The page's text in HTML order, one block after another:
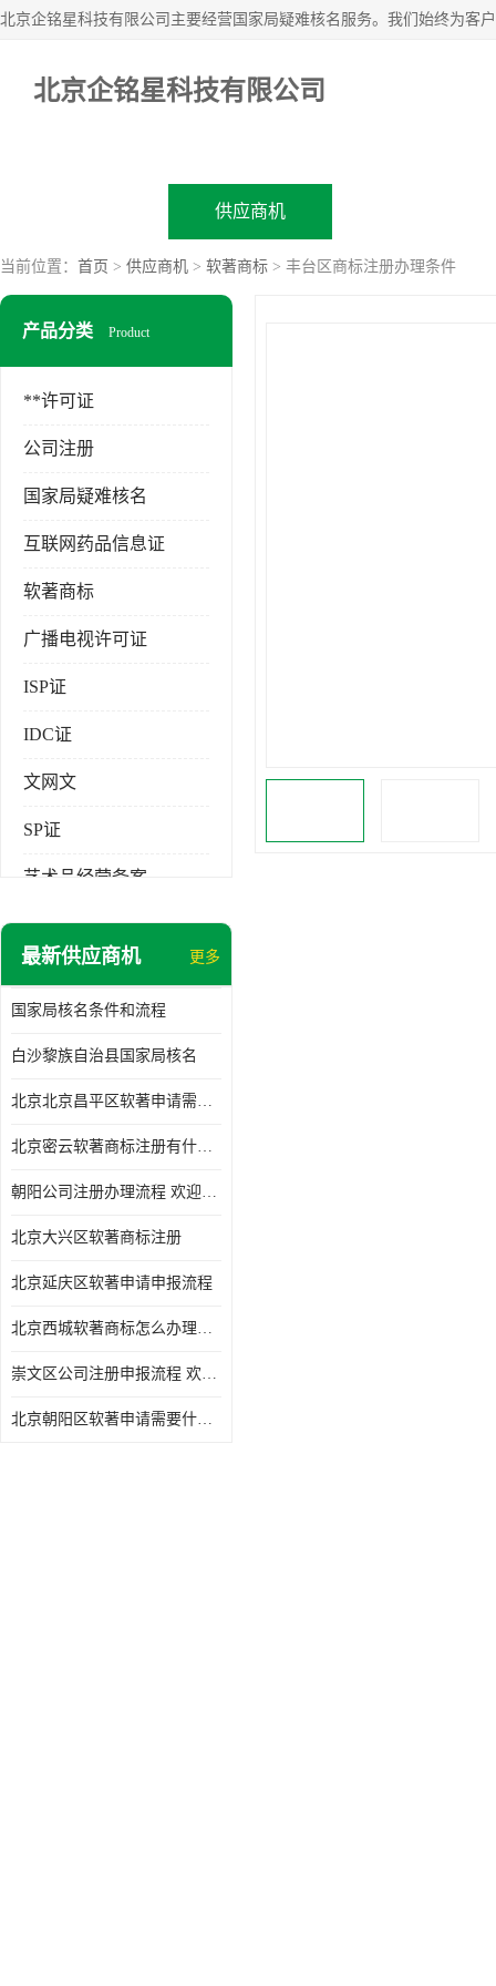
北京企铭星科技有限公司
供应商机
当前位置： 首页 > 供应商机 > 软著商标 > 丰台区商标注册办理条件
产品分类 Product
**许可证
公司注册
国家局疑难核名
互联网药品信息证
软著商标
广播电视许可证
ISP证
IDC证
文网文
SP证
艺术品经营备案
最新供应商机 更多
国家局核名条件和流程
白沙黎族自治县国家局核名
北京北京昌平区软著申请需要什么条件 软件著作权 欢迎电话咨询
北京密云软著商标注册有什么要求 软件著作权 欢迎电话咨询
朝阳公司注册办理流程 欢迎电话咨询
北京大兴区软著商标注册
北京延庆区软著申请申报流程
北京西城软著商标怎么办理流程 欢迎电话咨询
崇文区公司注册申报流程 欢迎电话咨询
北京朝阳区软著申请需要什么条件 欢迎电话咨询